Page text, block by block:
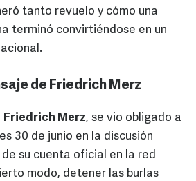
tanto revuelo y cómo una
terminó convirtiéndose en un
de Friedrich Merz
Friedrich Merz, se vio obligado a
30 de junio en la discusión
su cuenta oficial en la red
modo, detener las burlas